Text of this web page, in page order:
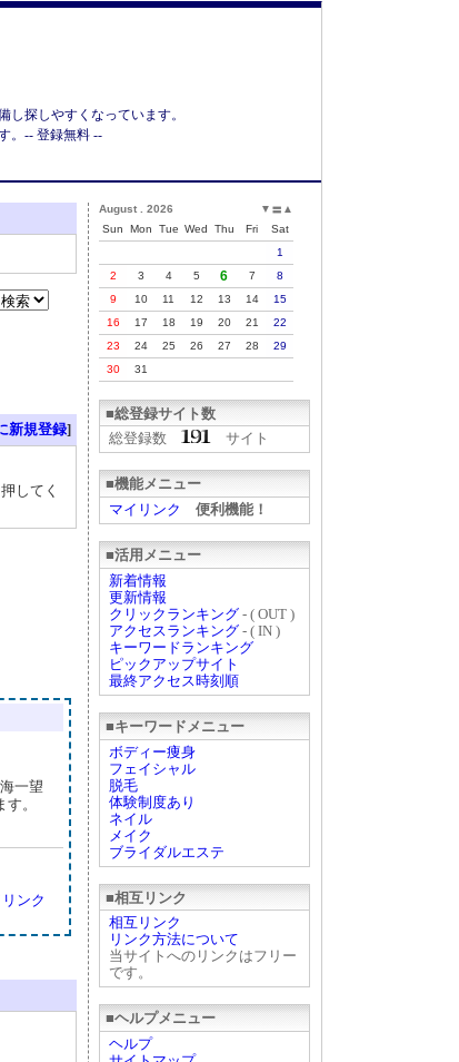
探しやすくなっています。
。-- 登録無料 --
▲
〓
▼
August . 2026
Sun
Mon Tue Wed Thu Fri
Sat
1
2
3 4 5 6 7
8
9
10 11 12 13 14
15
16
17 18 19 20 21
22
23
24 25 26 27 28
29
30
31
■総登録サイト数
総登録数
サイト
■機能メニュー
マイリンク
便利機能！
■活用メニュー
新着情報
更新情報
クリックランキング - ( OUT )
アクセスランキング - ( IN )
キーワードランキング
ピックアップサイト
最終アクセス時刻順
■キーワードメニュー
ボディー痩身
フェイシャル
脱毛
体験制度あり
ネイル
メイク
ブライダルエステ
■相互リンク
相互リンク
リンク方法について
当サイトへのリンクはフリー
です。
■ヘルプメニュー
ヘルプ
新規登録]
してく
一望
。
ンク